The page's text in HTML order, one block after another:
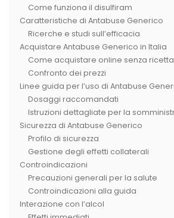
Come funziona il disulfiram
Caratteristiche di Antabuse Generico
Ricerche e studi sull’efficacia
Acquistare Antabuse Generico in Italia
Come acquistare online senza ricetta
Confronto dei prezzi
Linee guida per l’uso di Antabuse
Dosaggi raccomandati
Istruzioni dettagliate per la
Sicurezza di Antabuse Generico
Profilo di sicurezza
Gestione degli effetti collaterali
Controindicazioni
Precauzioni generali per la salute
Controindicazioni alla guida
Interazione con l’alcol